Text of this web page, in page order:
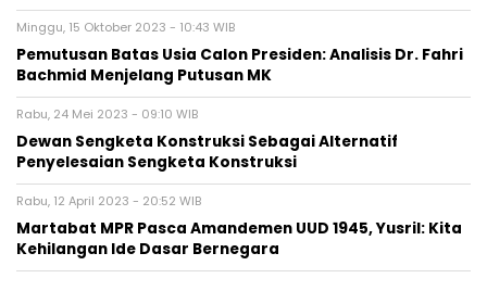
Minggu, 15 Oktober 2023 - 10:43 WIB
Pemutusan Batas Usia Calon Presiden: Analisis Dr. Fahri
Bachmid Menjelang Putusan MK
Rabu, 24 Mei 2023 - 09:10 WIB
Dewan Sengketa Konstruksi Sebagai Alternatif
Penyelesaian Sengketa Konstruksi
Rabu, 12 April 2023 - 20:52 WIB
Martabat MPR Pasca Amandemen UUD 1945, Yusril: Kita
Kehilangan Ide Dasar Bernegara